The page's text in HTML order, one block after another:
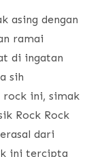
asing dengan
ramai
di ingatan
sih
rock ini, simak
Rock Rock
dari
ini tercipta